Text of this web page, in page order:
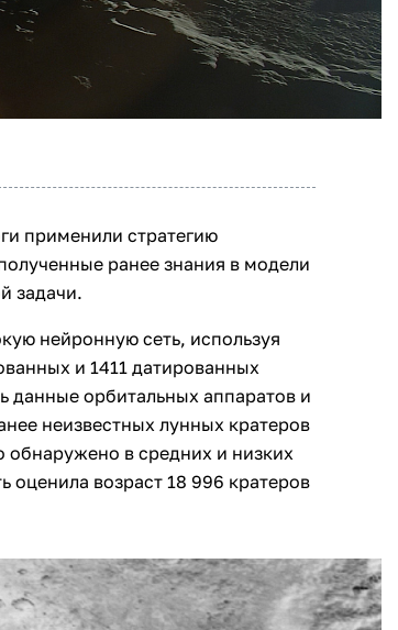
применили стратегию
ранее знания в модели
задачи.
нейронную сеть, используя
и 1411 датированных
данные орбитальных аппаратов и
неизвестных лунных кратеров
обнаружено в средних и низких
оценила возраст 18 996 кратеров